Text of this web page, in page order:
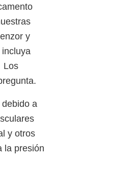
y
Los
a
y otros
la presión